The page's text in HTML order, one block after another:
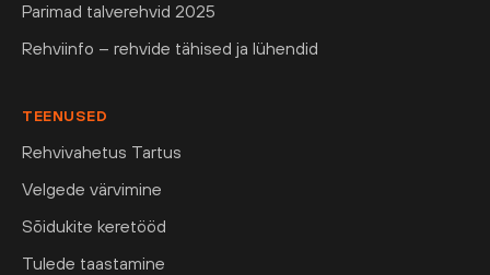
Parimad talverehvid 2025
Rehviinfo – rehvide tähised ja lühendid
TEENUSED
Rehvivahetus Tartus
Velgede värvimine
Sõidukite keretööd
Tulede taastamine